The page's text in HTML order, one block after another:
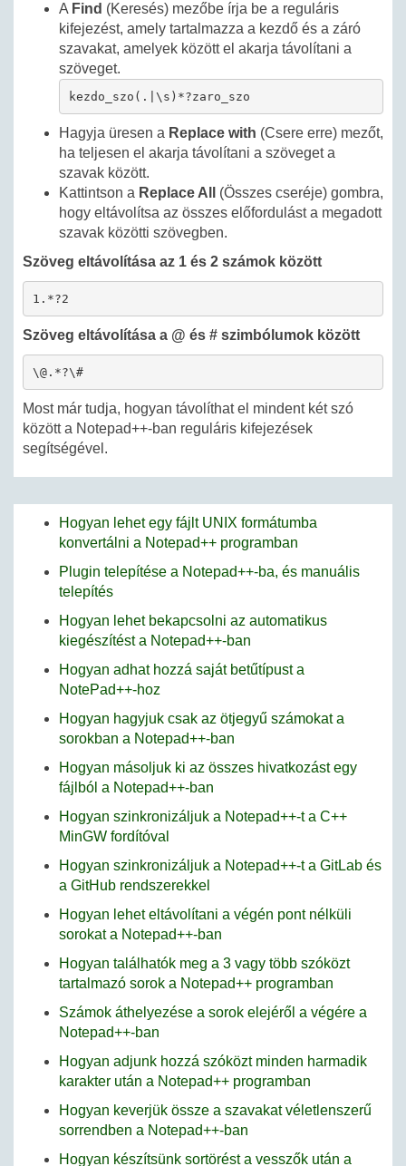
A Find (Keresés) mezőbe írja be a reguláris
kifejezést, amely tartalmazza a kezdő és a záró
szavakat, amelyek között el akarja távolítani a
szöveget.
kezdo_szo(.|\s)*?zaro_szo
Hagyja üresen a Replace with (Csere erre) mezőt,
ha teljesen el akarja távolítani a szöveget a
szavak között.
Kattintson a Replace All
(Összes cseréje) gombra,
hogy eltávolítsa az összes előfordulást a megadott
szavak közötti szövegben.
Szöveg eltávolítása az 1 és 2 számok között
1.*?2
Szöveg eltávolítása a @ és # szimbólumok között
\@.*?\#
Most már tudja, hogyan távolíthat el mindent két szó
között a Notepad++-ban reguláris kifejezések
segítségével.
Hogyan lehet egy fájlt UNIX formátumba
konvertálni a Notepad++ programban
Plugin telepítése a Notepad++-ba, és manuális
telepítés
Hogyan lehet bekapcsolni az automatikus
kiegészítést a Notepad++-ban
Hogyan adhat hozzá saját betűtípust a
NotePad++-hoz
Hogyan hagyjuk csak az ötjegyű számokat a
sorokban a Notepad++-ban
Hogyan másoljuk ki az összes hivatkozást egy
fájlból a Notepad++-ban
Hogyan szinkronizáljuk a Notepad++-t a C++
MinGW fordítóval
Hogyan szinkronizáljuk a Notepad++-t a GitLab és
a GitHub rendszerekkel
Hogyan lehet eltávolítani a végén pont nélküli
sorokat a Notepad++-ban
Hogyan találhatók meg a 3 vagy több szóközt
tartalmazó sorok a Notepad++ programban
Számok áthelyezése a sorok elejéről a végére a
Notepad++-ban
Hogyan adjunk hozzá szóközt minden harmadik
karakter után a Notepad++ programban
Hogyan keverjük össze a szavakat véletlenszerű
sorrendben a Notepad++-ban
Hogyan készítsünk sortörést a vesszők után a